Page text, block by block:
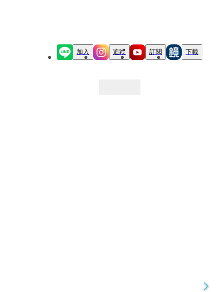
加入 追蹤 訂閱 下載